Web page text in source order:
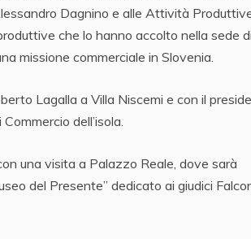
Dagnino e alle Attività
che lo hanno accolto nella sede di
missione commerciale in Slovenia.
Lagalla a Villa Niscemi e con il
dell’isola.
una visita a Palazzo Reale, dove sarà
del Presente” dedicato ai giudici